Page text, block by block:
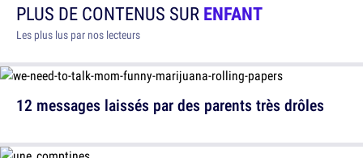
PLUS DE CONTENUS SURENFANT
Les plus lus par nos lecteurs
12 messages laissés par des parents très drôles